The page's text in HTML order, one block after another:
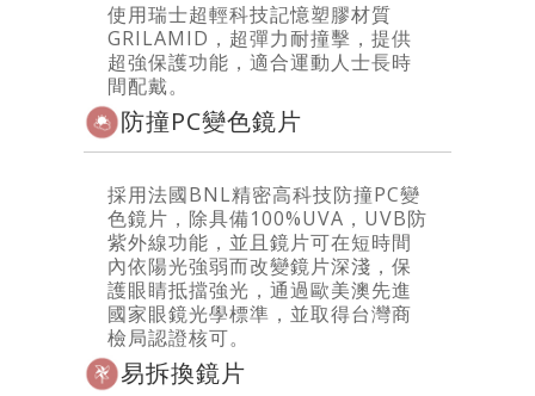
使用瑞士超輕科技記憶塑膠材質
GRILAMID，超彈力耐撞擊，提供
超強保護功能，適合運動人士長時
間配戴。
防撞PC變色鏡片
採用法國BNL精密高科技防撞PC變
色鏡片，除具備100%UVA，UVB防
紫外線功能，並且鏡片可在短時間
內依陽光強弱而改變鏡片深淺，保
護眼睛抵擋強光，通過歐美澳先進
國家眼鏡光學標準，並取得台灣商
檢局認證核可。
易拆換鏡片